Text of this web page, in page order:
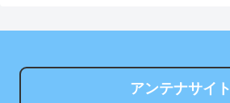
アンテナサイト